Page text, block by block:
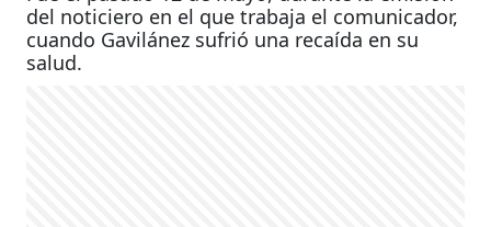
del noticiero en el que trabaja el comunicador,
cuando Gavilánez sufrió una recaída en su
salud.